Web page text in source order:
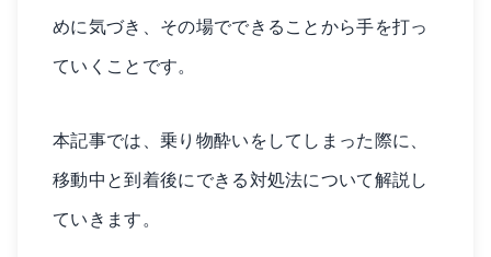
めに気づき、その場でできることから手を打っ
ていくことです。
本記事では、乗り物酔いをしてしまった際に、
移動中と到着後にできる対処法について解説し
ていきます。